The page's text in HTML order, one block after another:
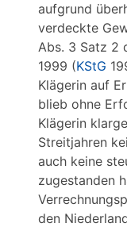
aufgrund
verdeckte
Abs. 3 Satz 2
1999 (KStG
Klägerin auf
blieb ohne
Klägerin
Streitjahren
auch keine
zugestanden
den